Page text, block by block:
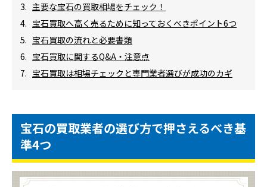
主要な宝石の買取相場をチェック！
宝石買取へ高く売るために知っておくべきポイント6つ
宝石買取の流れと必要書類
宝石買取に関するQ&A・注意点
宝石買取は相場チェックと専門業者選びが成功のカギ
宝石の買取業者の選び方で押さえるべき基
準4つ